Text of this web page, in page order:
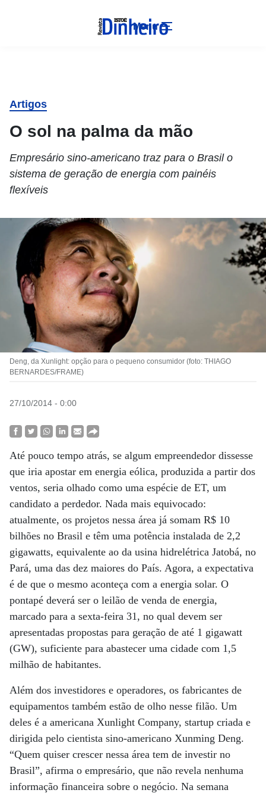
Menu
Artigos
O sol na palma da mão
Empresário sino-americano traz para o Brasil o
sistema de geração de energia com painéis
flexíveis
Deng, da Xunlight: opção para o pequeno consumidor (foto: THIAGO
BERNARDES/FRAME)
27/10/2014 - 0:00
Até pouco tempo atrás, se algum empreendedor dissesse
que iria apostar em energia eólica, produzida a partir dos
ventos, seria olhado como uma espécie de ET, um
candidato a perdedor. Nada mais equivocado:
atualmente, os projetos nessa área já somam R$ 10
bilhões no Brasil e têm uma potência instalada de 2,2
gigawatts, equivalente ao da usina hidrelétrica Jatobá, no
Pará, uma das dez maiores do País. Agora, a expectativa
é de que o mesmo aconteça com a energia solar. O
pontapé deverá ser o leilão de venda de energia,
marcado para a sexta-feira 31, no qual devem ser
apresentadas propostas para geração de até 1 gigawatt
(GW), suficiente para abastecer uma cidade com 1,5
milhão de habitantes.
Além dos investidores e operadores, os fabricantes de
equipamentos também estão de olho nesse filão. Um
deles é a americana Xunlight Company, startup criada e
dirigida pelo cientista sino-americano Xunming Deng.
“Quem quiser crescer nessa área tem de investir no
Brasil”, afirma o empresário, que não revela nenhuma
informação financeira sobre o negócio. Na semana